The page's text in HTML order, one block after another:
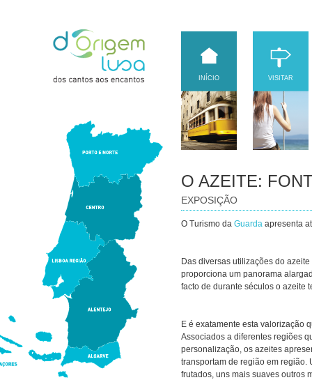
INÍCIO VISITAR
O AZEITE:
EXPOSIÇÃO
O Turismo da Guarda apresenta
Das diversas utilizações do
proporciona um panorama
facto de durante séculos o azeite
E é exatamente esta valorização
Associados a diferentes regiões
personalização, os azeites
transportam de região em região.
frutados, uns mais suaves outros